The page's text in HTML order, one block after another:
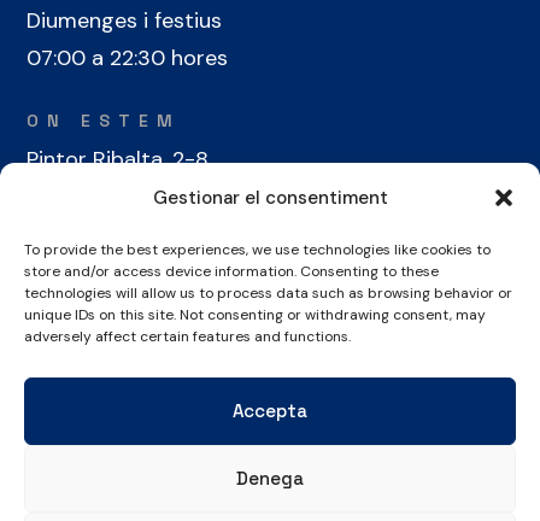
Gestionar el consentiment
To provide the best experiences, we use technologies like cookies to
store and/or access device information. Consenting to these
technologies will allow us to process data such as browsing behavior or
unique IDs on this site. Not consenting or withdrawing consent, may
adversely affect certain features and functions.
Accepta
Denega
Diumenges i festius
07:00 a 22:30 hores
ON ESTEM
Pintor Ribalta, 2-8
08028 Barcelona
CONTACTE
+34 934 486 350
cel@laieta.cat